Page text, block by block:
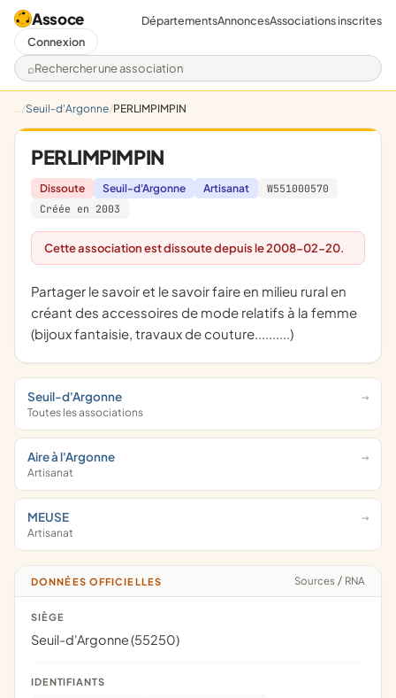
Assoce
Rechercher une association
DépartementsAnnoncesAssociations inscrites
Connexion
Seuil-d'Argonne PERLIMPIMPIN
PERLIMPIMPIN
Dissoute Seuil-d'Argonne Artisanat
W551000570
Créée en 2003
Cette association est dissoute depuis le 2008-02-20.
Partager le savoir et le savoir faire en milieu rural en
créant des accessoires de mode relatifs à la femme
(bijoux fantaisie, travaux de couture..........)
Seuil-d'Argonne
Toutes les associations
Aire à l'Argonne
Artisanat
MEUSE
Artisanat
DONNÉES OFFICIELLES Sources / RNA
SIÈGE
Seuil-d'Argonne (55250)
IDENTIFIANTS